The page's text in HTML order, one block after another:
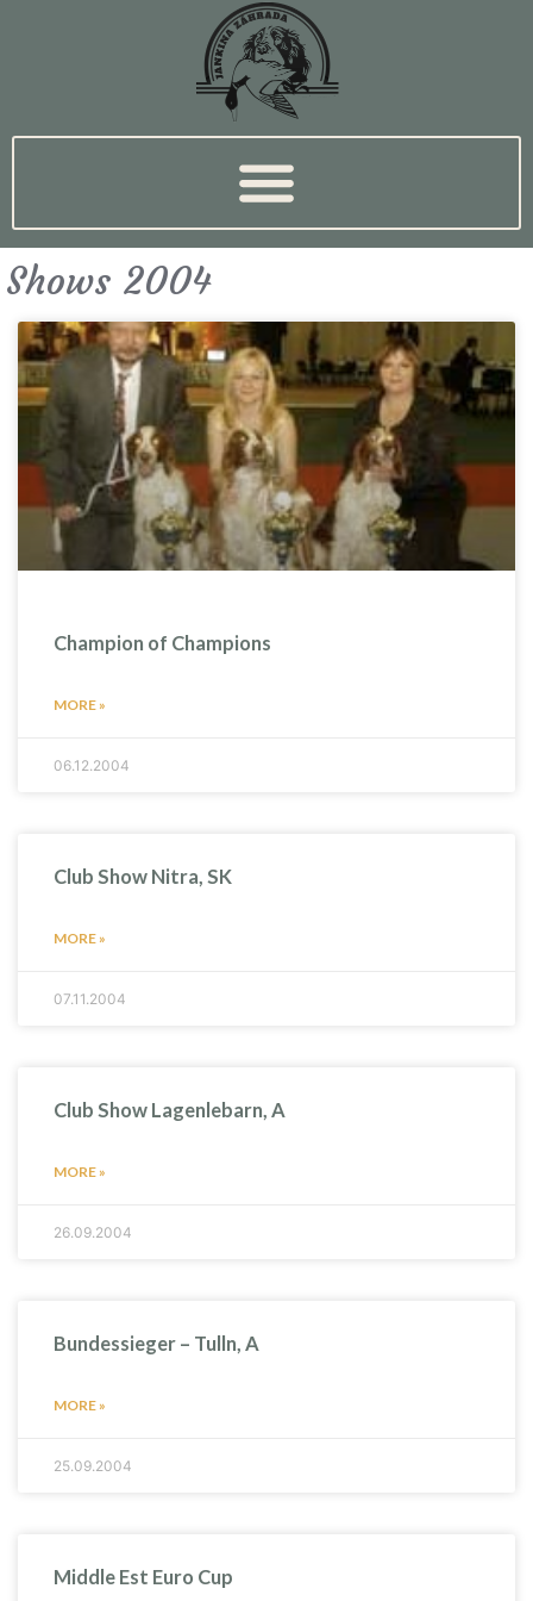
Shows 2004
Champion of Champions
MORE »
06.12.2004
Club Show Nitra, SK
MORE »
07.11.2004
Club Show Lagenlebarn, A
MORE »
26.09.2004
Bundessieger – Tulln, A
MORE »
25.09.2004
Middle Est Euro Cup